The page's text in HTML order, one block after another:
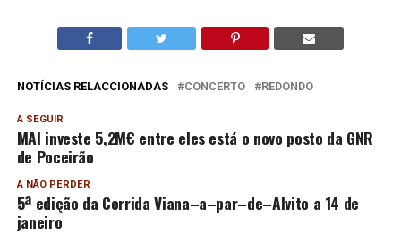
NOTÍCIAS RELACCIONADAS CONCERTO REDONDO
A SEGUIR
MAI investe 5,2M€ entre eles está o novo posto da GNR
de Poceirão
A NÃO PERDER
5ª edição da Corrida Viana–a–par–de–Alvito a 14 de
janeiro